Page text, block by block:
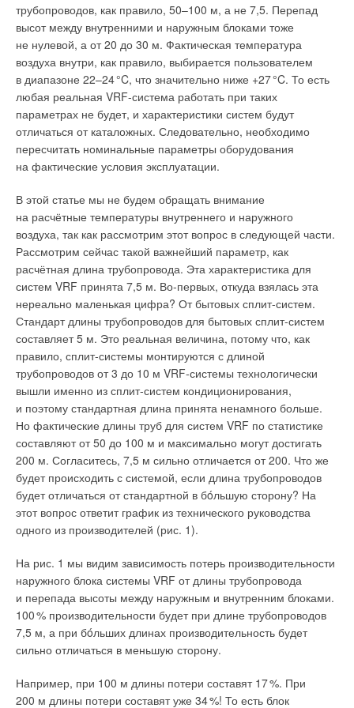
трубопроводов, как правило, 50–100 м, а не 7,5. Перепад
высот между внутренними и наружным блоками тоже
не нулевой, а от 20 до 30 м. Фактическая температура
воздуха внутри, как правило, выбирается пользователем
в диапазоне 22–24°C, что значительно ниже +27°C. То есть
любая реальная VRF-система работать при таких
параметрах не будет, и характеристики систем будут
отличаться от каталожных. Следовательно, необходимо
пересчитать номинальные параметры оборудования
на фактические условия эксплуатации.
В этой статье мы не будем обращать внимание
на расчётные температуры внутреннего и наружного
воздуха, так как рассмотрим этот вопрос в следующей части.
Рассмотрим сейчас такой важнейший параметр, как
расчётная длина трубопровода. Эта характеристика для
систем VRF принята 7,5 м. Во-первых, откуда взялась эта
нереально маленькая цифра? От бытовых сплит-систем.
Стандарт длины трубопроводов для бытовых сплит-систем
составляет 5 м. Это реальная величина, потому что, как
правило, сплит-системы монтируются с длиной
трубопроводов от 3 до 10 м VRF-системы технологически
вышли именно из сплит-систем кондиционирования,
и поэтому стандартная длина принята ненамного больше.
Но фактические длины труб для систем VRF по статистике
составляют от 50 до 100 м и максимально могут достигать
200 м. Согласитесь, 7,5 м сильно отличается от 200. Что же
будет происходить с системой, если длина трубопроводов
будет отличаться от стандартной в бóльшую сторону? На
этот вопрос ответит график из технического руководства
одного из производителей (рис. 1).
На рис. 1 мы видим зависимость потерь производительности
наружного блока системы VRF от длины трубопровода
и перепада высоты между наружным и внутренним блоками.
100% производительности будет при длине трубопроводов
7,5 м, а при бóльших длинах производительность будет
сильно отличаться в меньшую сторону.
Например, при 100 м длины потери составят 17%. При
200 м длины потери составят уже 34%! То есть блок
наибольший интерес представляют особенности работы
именно систем обеспечения микроклимата. Связано это
с тем, что работа названных систем более динамична
и требует увязки с множеством факторов, таких как
температура внутреннего воздуха в помещении (которая,
в свою очередь, меняется от вида проводимых мероприятий,
зоны обслуживания и т. п.), относительная влажность,
конструктивные и архитектурно-строительные особенности
здания и т. д.
В работах [4–7] отмечается, что основной особенностью при
проектировании систем вентиляции и кондиционирования
воздуха крытых ледовых арен является наличие ледового
поля с отрицательной температурой. Этот факт полностью
определяет схему движения воздушных потоков
в помещении, а, следовательно, и поля температуры.
Кроме того, в зоне ледового поля для поддержания
поверхности льда в надлежащем состоянии температура
воздуха должна лежать в определённых границах. Так,
например, в случае проведения хоккейных матчей
температура льда должна находиться в пределах от −6,5 до
−5,
°C (при температуре воздуха в зоне ледового поля от +6
°C), а в случае проведения соревнований по
фигурному катанию температура льда должна быть
в интервале от −4 до −3°C (при температуре воздуха от +10
до +1
°C) [1, 6, 7].
Также следует помнить, что, помимо зоны ледового поля,
в рассматриваемых объектах имеется зона зрительских
трибун, в которой необходимо поддерживать совершенно
иные параметры микроклимата, обуславливаемые
присутствием зрителей и их комфортом.
Таким образом, выделяется две основные обслуживаемые
зоны помещения с различными параметрами. Рассмотрим
более подробно особенности организации микроклимата
выделенных зон в отдельности.
поля
температуры, планете грозят природные катаклизмы,
некоторые территории могут стать непригодными для жизни,
пострадает биологическое разнообразие, почти иссякнет
питьевая вода, начнутся голод и эпидемии. «В России часто
можно слышать, то ли в шутку, то ли всерьёз, что
Россия — страна северная. Будет на два-три градуса
потеплее — не страшно. Может быть, даже и хорошо:
меньше будем тратить денег на шубы и другие тёплые
вещи. Специалисты по сельскому хозяйству говорят:
«Вот и урожай зерновых у нас повышается, и дальше
но, безусловно, мы должны думать… о последствиях этих,
возможно, глобальных изменений климата…», — отметил
в одном из своих выступлений В. В. Путин [5].
Действительно, изменения климата для нашей страны
гораздо более негативны, чем позитивны. Алексей Кокорин,
директор программы «Климат и энергетика» WWF России,
выделяет следующие риски:для населения(рост числа
сердечно-сосудистых заболеваний и распространение
«южных» инфекций);для сельского хозяйства
воды в южных регионах и её избыток в северных);для
жизни (лесные пожары, деградация вечной мерзлоты,
зимних дорог и переправ);для природы(разрушение
экосистем, появление новых видов и проблемы для местных
видов).